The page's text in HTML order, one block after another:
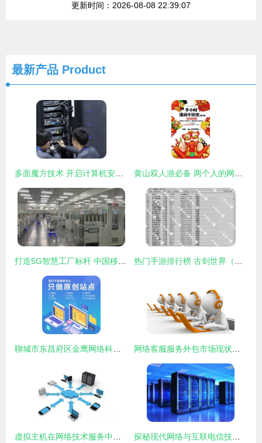
更新时间：2026-08-08 22:39:07
最新产品 Product
多面魔方技术 开启计算机安全运维与网络技术服务的新篇章 黄山双人游必备 两个人的网络技术游戏指南
打造5G智慧工厂标杆 中国移动在浙江展开工业4.0未来画卷 热门手游排行榜 古剑世界（新）引领网络技术服务新风潮
聊城市东昌府区金鹰网络科技有限责任公司的核心供应 网络技术服务 网络客服服务外包市场现状及行业发展趋势分析
虚拟主机在网络技术服务中的核心作用与应用实践 探秘现代网络与互联电信技术 大数据存储与云计算机服务业的3D蓝光数据中心服务器室